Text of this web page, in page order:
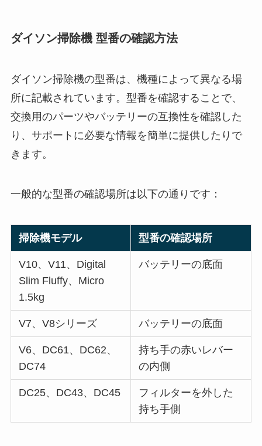
ダイソン掃除機 型番の確認方法
ダイソン掃除機の型番は、機種によって異なる場
所に記載されています。型番を確認することで、
交換用のパーツやバッテリーの互換性を確認した
り、サポートに必要な情報を簡単に提供したりで
きます。
一般的な型番の確認場所は以下の通りです：
掃除機モデル 型番の確認場所
V10、V11、Digital
Slim Fluffy、Micro
1.5kg
バッテリーの底面
V7、V8シリーズ バッテリーの底面
V6、DC61、DC62、
DC74
持ち手の赤いレバー
の内側
DC25、DC43、DC45
フィルターを外した
持ち手側